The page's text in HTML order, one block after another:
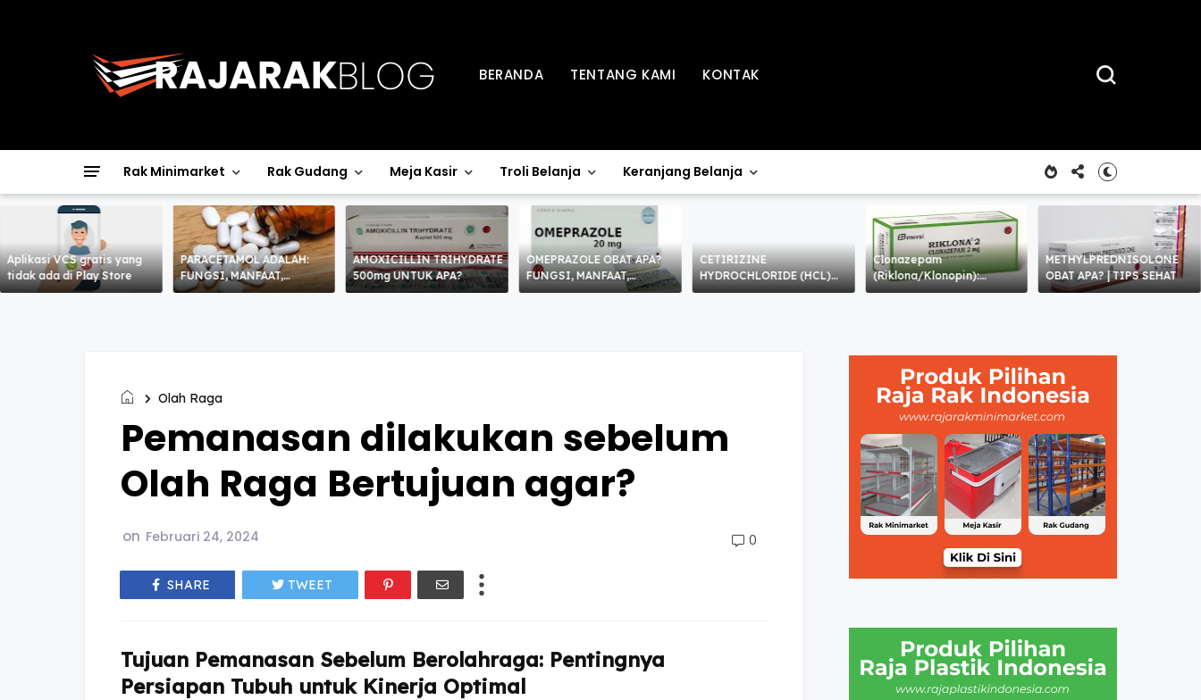
BERANDA TENTANG KAMI KONTAK
Rak Minimarket Rak Gudang Meja Kasir Troli Belanja Keranjang Belanja
Aplikasi VCS gratis yang
tidak ada di Play Store
PARACETAMOL ADALAH:
FUNGSI, MANFAAT,
KHASIAT, KEGUNAAN,
AMOXICILLIN TRIHYDRATE
500mg UNTUK APA?
OMEPRAZOLE OBAT APA?
FUNGSI, MANFAAT,
KHASIAT, KEGUNAAN,
CETIRIZINE
HYDROCHLORIDE (HCL)
OBAT APA?
Clonazepam
(Riklona/Klonopin):
Penggunaan, Efek Samping,
METHYLPREDNISOLONE
OBAT APA? | TIPS SEHAT
Olah Raga
Pemanasan dilakukan sebelum
Olah Raga Bertujuan agar?
on Februari 24, 2024 0
SHARE TWEET
Tujuan Pemanasan Sebelum Berolahraga: Pentingnya
Persiapan Tubuh untuk Kinerja Optimal